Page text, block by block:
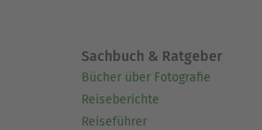
Sachbuch & Ratgeber
Bücher über Fotografie
Reiseberichte
Reiseführer